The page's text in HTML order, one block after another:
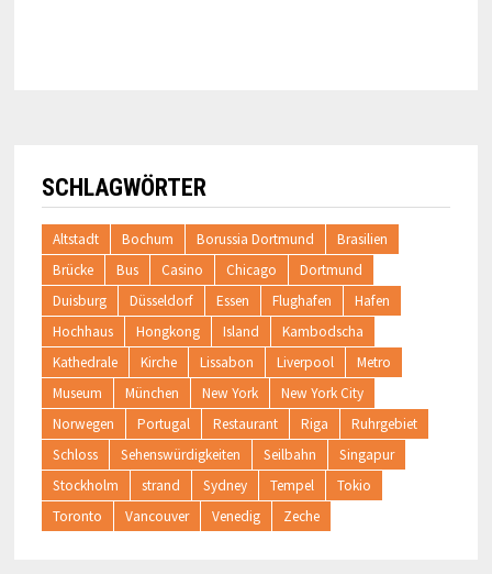
SCHLAGWÖRTER
Altstadt Bochum Borussia Dortmund
Brasilien
Brücke
Bus Casino Chicago
Dortmund
Duisburg
Düsseldorf Essen Flughafen
Hafen
Hochhaus
Hongkong Island
Kambodscha
Kathedrale
Kirche Lissabon Liverpool
Metro
Museum
München New York
New York City
Norwegen
Portugal Restaurant Riga
Ruhrgebiet
Schloss
Sehenswürdigkeiten Seilbahn
Singapur
Stockholm
strand Sydney Tempel
Tokio
Toronto
Vancouver Venedig Zeche